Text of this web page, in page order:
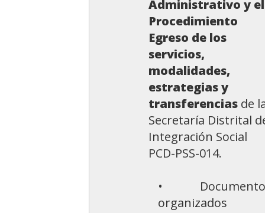
Administrativo y el
Procedimiento
Egreso de los
servicios,
modalidades,
estrategias y
transferencias de
Secretaría Distrital
Integración Social
PCD-PSS-014.
•
organizados